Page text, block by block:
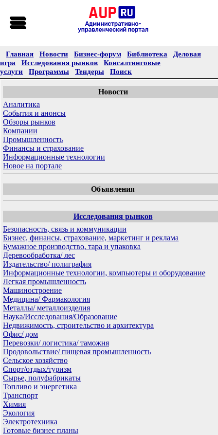
Главная Новости Бизнес-форум Библиотека
Деловая
игра
Исследования рынков
Консалтинговые
услуги
Программы Тендеры Поиск
Новости
Аналитика
События и анонсы
Обзоры рынков
Компании
Промышленность
Финансы и страхование
Информационные технологии
Новое на портале
Объявления
Исследования рынков
Безопасность, связь и коммуникации
Бизнес, финансы, страхование, маркетинг и реклама
Бумажное производство, тара и упаковка
Деревообработка/ лес
Издательство/ полиграфия
Информационные технологии, компьютеры и оборудование
Легкая промышленность
Машиностроение
Медицина/ Фармакология
Металлы/ металлоизделия
Наука/Исследования/Образование
Недвижимость, строительство и архитектура
Офис/ дом
Перевозки/ логистика/ таможня
Продовольствие/ пищевая промышленность
Сельское хозяйство
Спорт/отдых/туризм
Сырье, полуфабрикаты
Топливо и энергетика
Транспорт
Химия
Экология
Электротехника
Готовые бизнес планы